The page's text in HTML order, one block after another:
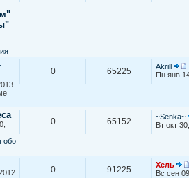
0 65225
Akrill
т
к
Пн янв
обо
0 65152
~Senka~
Вт окт
0 91225
Хель
Вс сен